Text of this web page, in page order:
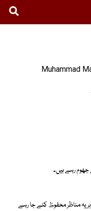
رہے ہیں۔
یہ مناظر محفوظ کئے جا رہے